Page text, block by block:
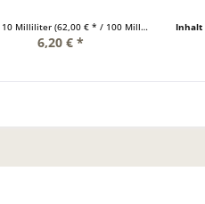
10 Milliliter(62,00 € * / 100 Milliliter)
6,20 € *
Inhalt